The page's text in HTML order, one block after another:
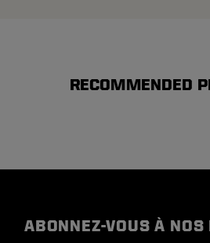
RECOMMENDED
ABONNEZ-VOUS À NOS